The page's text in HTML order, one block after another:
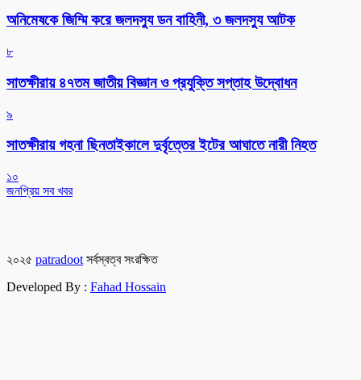
অনিমেষকে জিম্মি করে জলদস্যু ডন বাহিনী, ৩ জলদস্যু আটক
৮
সাতক্ষীরায় ৪৭তম জাতীয় বিজ্ঞান ও প্রযুক্তি সপ্তাহ উদ্বোধন
৯
সাতক্ষীরায় গহনা ছিনতাইকালে দুর্বৃত্তের ইটের আঘাতে নারী নিহত
১০
জনপ্রিয় সব খবর
২০২৫ patradoot সর্বস্বত্ব সংরক্ষিত
Developed By : Fahad Hossain